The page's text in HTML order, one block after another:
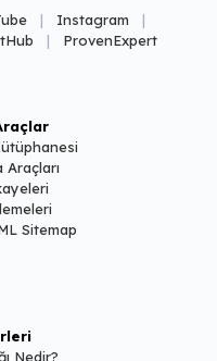
| Instagram
|
| ProvenExpert
Araçları
Sitemap
Nedir?